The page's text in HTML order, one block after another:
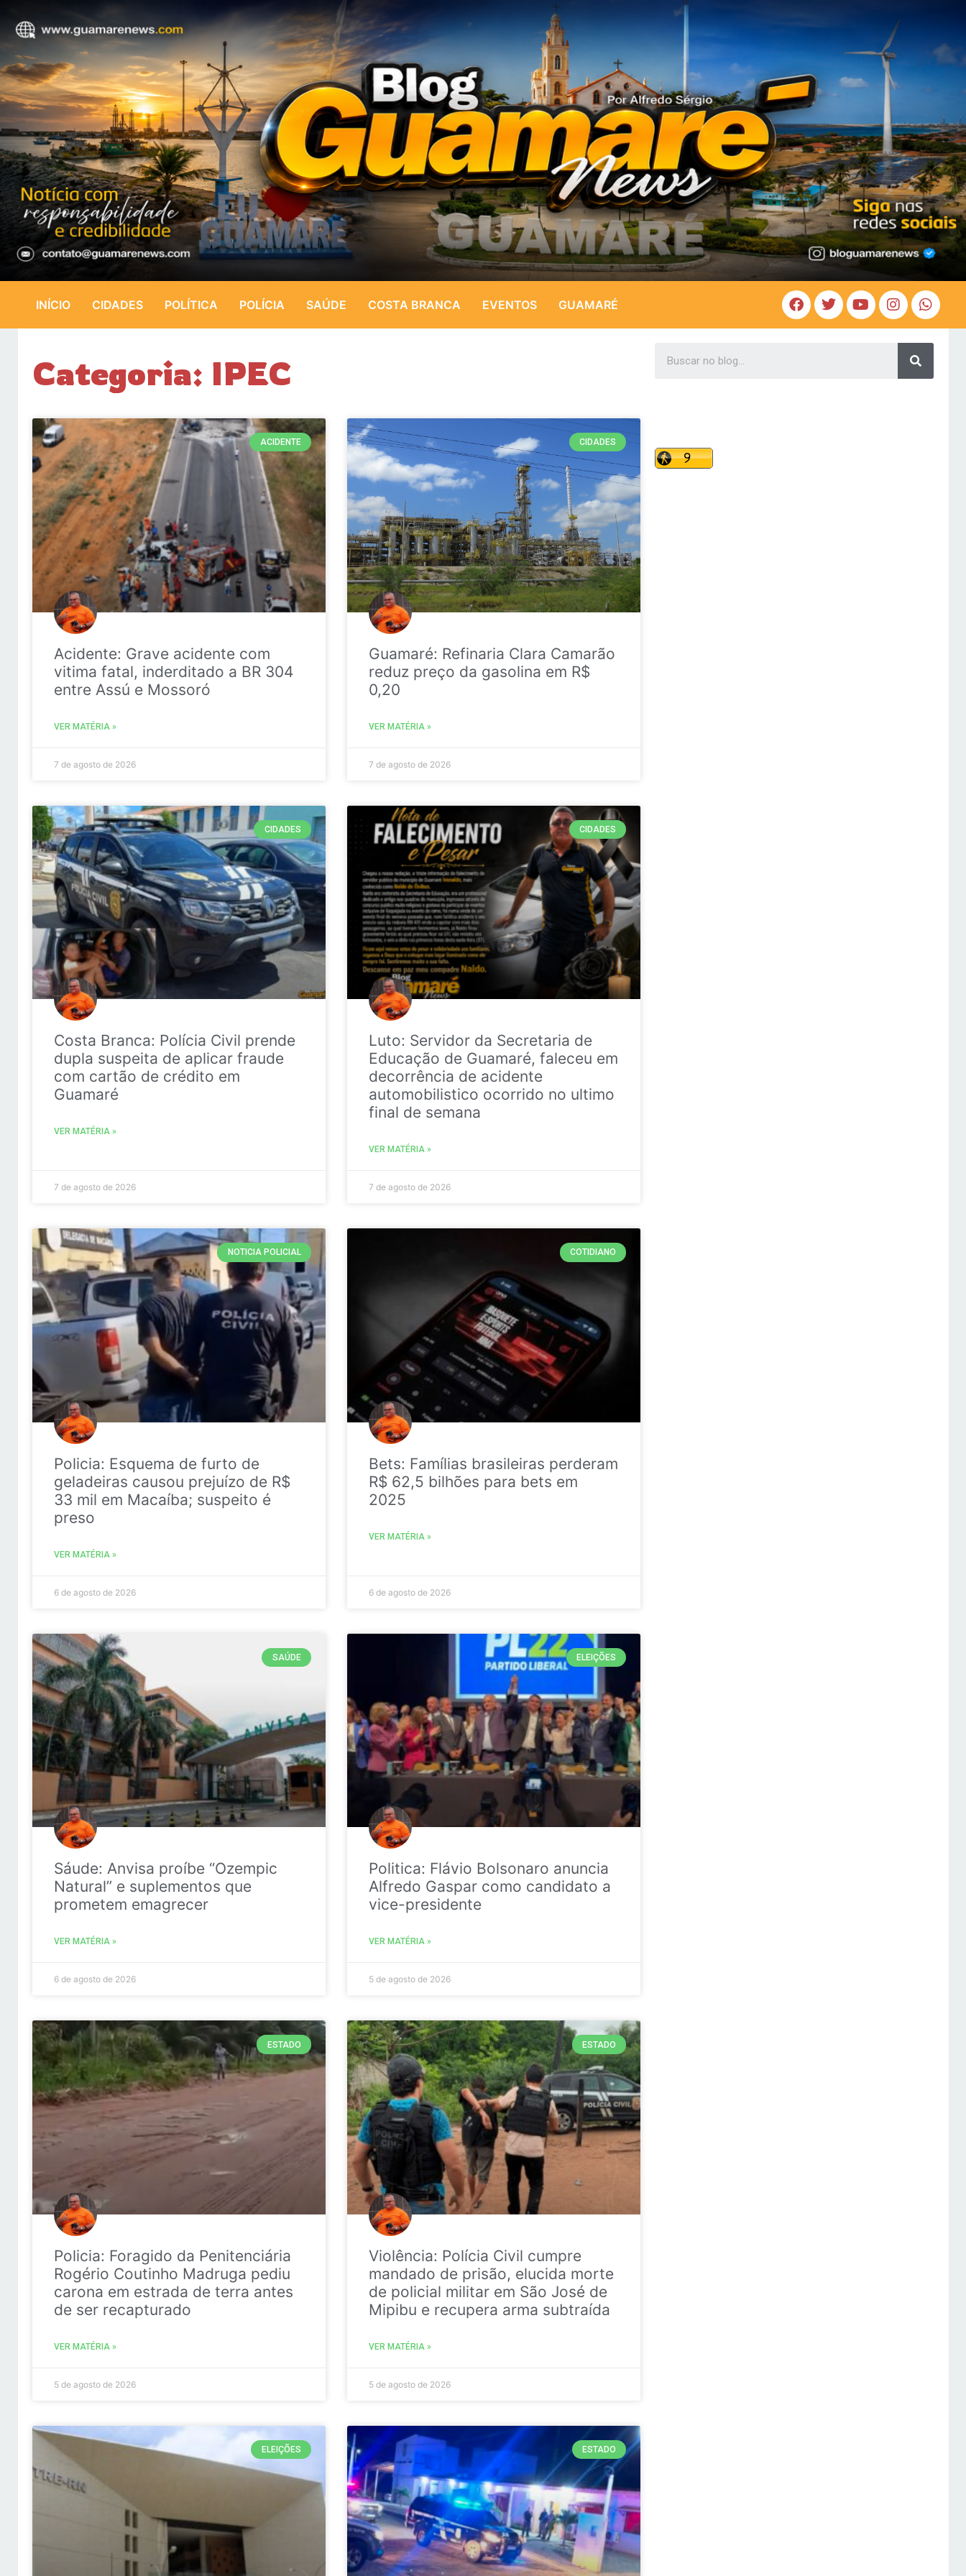
INÍCIO CIDADES POLÍTICA POLÍCIA SAÚDE COSTA BRANCA EVENTOS GUAMARÉ
Categoria: IPEC
ACIDENTE
Acidente: Grave acidente com
vitima fatal, inderditado a BR 304
entre Assú e Mossoró
VER MATÉRIA »
7 de agosto de 2026
CIDADES
Guamaré: Refinaria Clara Camarão
reduz preço da gasolina em R$
0,20
VER MATÉRIA »
7 de agosto de 2026
CIDADES
Costa Branca: Polícia Civil prende
dupla suspeita de aplicar fraude
com cartão de crédito em
Guamaré
VER MATÉRIA »
7 de agosto de 2026
CIDADES
Luto: Servidor da Secretaria de
Educação de Guamaré, faleceu em
decorrência de acidente
automobilistico ocorrido no ultimo
final de semana
VER MATÉRIA »
7 de agosto de 2026
NOTICIA POLICIAL
Policia: Esquema de furto de
geladeiras causou prejuízo de R$
33 mil em Macaíba; suspeito é
preso
VER MATÉRIA »
6 de agosto de 2026
COTIDIANO
Bets: Famílias brasileiras perderam
R$ 62,5 bilhões para bets em
2025
VER MATÉRIA »
6 de agosto de 2026
SAÚDE
Sáude: Anvisa proíbe “Ozempic
Natural” e suplementos que
prometem emagrecer
VER MATÉRIA »
6 de agosto de 2026
ELEIÇÕES
Politica: Flávio Bolsonaro anuncia
Alfredo Gaspar como candidato a
vice-presidente
VER MATÉRIA »
5 de agosto de 2026
ESTADO
Policia: Foragido da Penitenciária
Rogério Coutinho Madruga pediu
carona em estrada de terra antes
de ser recapturado
VER MATÉRIA »
5 de agosto de 2026
ESTADO
Violência: Polícia Civil cumpre
mandado de prisão, elucida morte
de policial militar em São José de
Mipibu e recupera arma subtraída
VER MATÉRIA »
5 de agosto de 2026
ELEIÇÕES ESTADO